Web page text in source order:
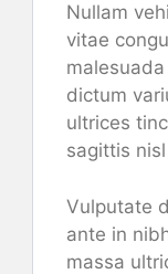
Nullam
vitae
dictum
ultrices
sagittis
Vulputate
ante in
massa